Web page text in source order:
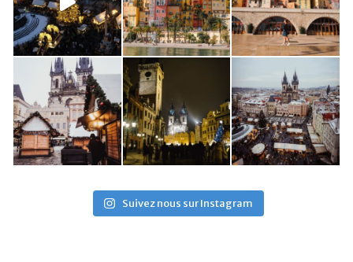
Suivez nous sur Instagram